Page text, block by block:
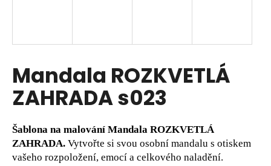
Mandala ROZKVETLÁ
ZAHRADA s023
Šablona na malování Mandala ROZKVETLÁ
ZAHRADA. Vytvořte si svou osobní mandalu s otiskem
vašeho rozpoložení, emocí a celkového naladění.
p
e
h
l
e
n
MANDALA